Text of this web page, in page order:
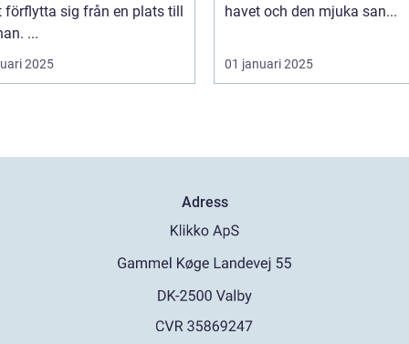
förflytta sig från en plats till
...
2025
havet och den mjuka san...
01 januari 2025
Adress